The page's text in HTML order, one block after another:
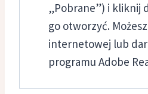
„Pobrane”) i kliknij
go otworzyć.
internetowej lub
programu Adobe